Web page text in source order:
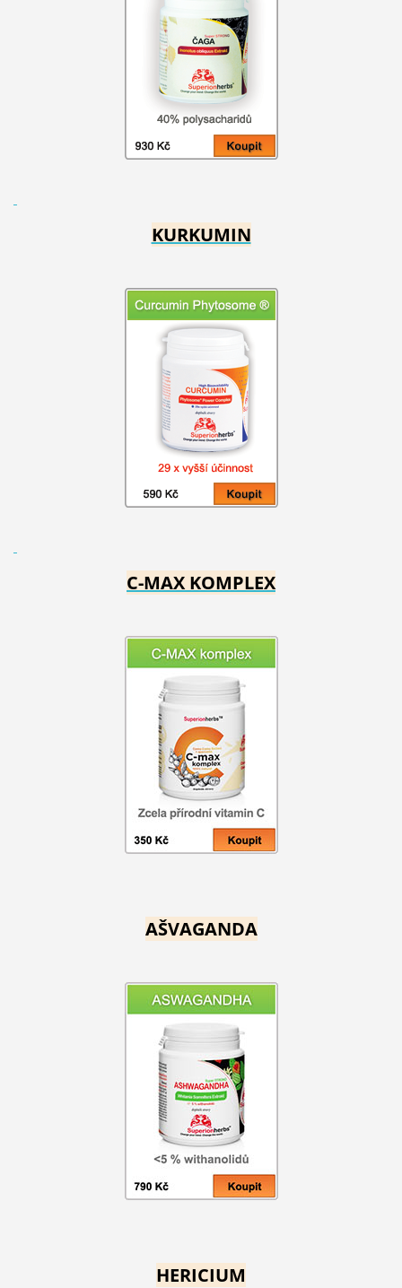
KURKUMIN
C-MAX KOMPLEX
AŠVAGANDA
HERICIUM